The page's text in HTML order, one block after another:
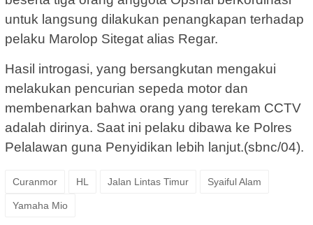
untuk langsung dilakukan penangkapan terhadap
pelaku Marolop Sitegat alias Regar.
Hasil introgasi, yang bersangkutan mengakui
melakukan pencurian sepeda motor dan
membenarkan bahwa orang yang terekam CCTV
adalah dirinya. Saat ini pelaku dibawa ke Polres
Pelalawan guna Penyidikan lebih lanjut.(sbnc/04).
Curanmor HL Jalan Lintas Timur Syaiful Alam
Yamaha Mio